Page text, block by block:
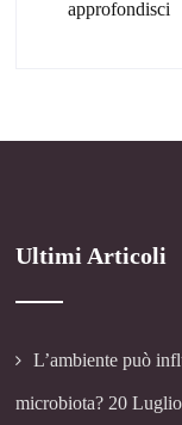
approfondisci
Ultimi Articoli
L’ambiente può
microbiota? 20